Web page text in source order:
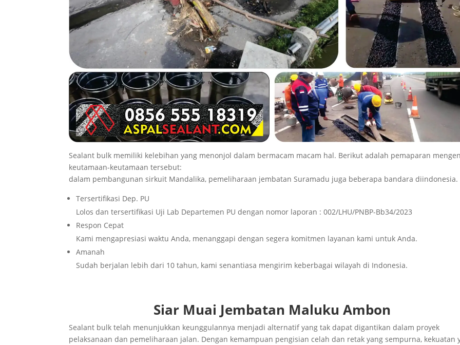
Sealant bulk memiliki kelebihan yang menonjol dalam bermacam macam hal. Berikut adalah pemaparan
keutamaan-keutamaan tersebut:
dalam pembangunan sirkuit Mandalika, pemeliharaan jembatan Suramadu juga beberapa bandara diindonesia.
Tersertifikasi Dep. PU
Lolos dan tersertifikasi Uji Lab Departemen PU dengan nomor laporan : 002/LHU/PNBP-Bb34/2023
Respon Cepat
Kami mengapresiasi waktu Anda, menanggapi dengan segera komitmen layanan kami untuk Anda.
Amanah
Sudah berjalan lebih dari 10 tahun, kami senantiasa mengirim keberbagai wilayah di Indonesia.
Siar Muai Jembatan Maluku Ambon
Sealant bulk telah menunjukkan keunggulannya menjadi alternatif yang tak dapat digantikan dalam proyek
pelaksanaan dan pemeliharaan jalan. Dengan kemampuan pengisian celah dan retak yang sempurna, kekuatan